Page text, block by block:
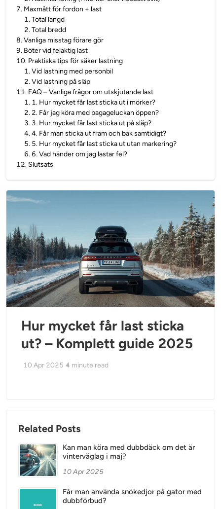
7. Maxmått för fordon + last
1.Total längd
2.Total bredd
8.Vanliga misstag förare gör
9. Böter vid felaktig last
10. Praktiska tips för säker lastning
1.Vid lastning med personbil
2.Vid lastning på släp
11. FAQ – Vanliga frågor om utskjutande last
1. 1. Hur mycket får last sticka ut i mörker?
2. 2. Får jag köra med bagageluckan öppen?
3. 3. Hur mycket får last sticka ut på släp?
4.4. Får man sticka ut fram och bak samtidigt?
5. 5. Hur mycket får last sticka ut utan markering?
6. 6. Vad händer om jag lastar fel?
12. Slutsats
Hur mycket får last sticka
ut? – Komplett guide 2025
10 Apr 2025 4 minute read
Related Posts
Kan man köra med dubbdäck om det är
vinterväglag i maj?
10 Apr 2025
Får man använda snökedjor på gator med
dubbförbud?